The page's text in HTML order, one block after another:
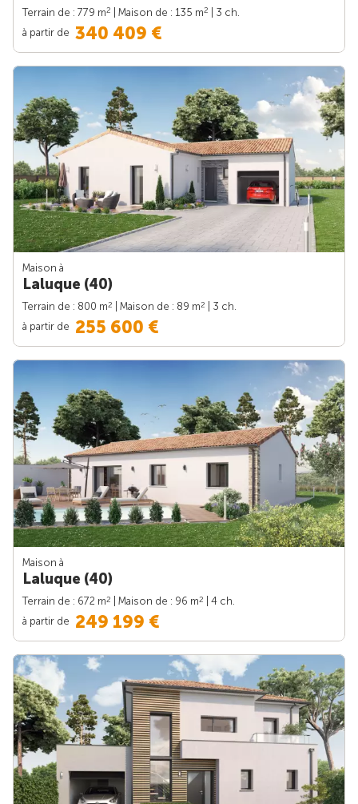
Terrain de : 779 m2 | Maison de : 135 m2
| 3 ch.
à partir de 340 409 €
Maison à
Laluque (40)
Terrain de : 800 m2 | Maison de : 89 m2
| 3 ch.
à partir de 255 600 €
Maison à
Laluque (40)
Terrain de : 672 m2 | Maison de : 96 m2
| 4 ch.
à partir de 249 199 €